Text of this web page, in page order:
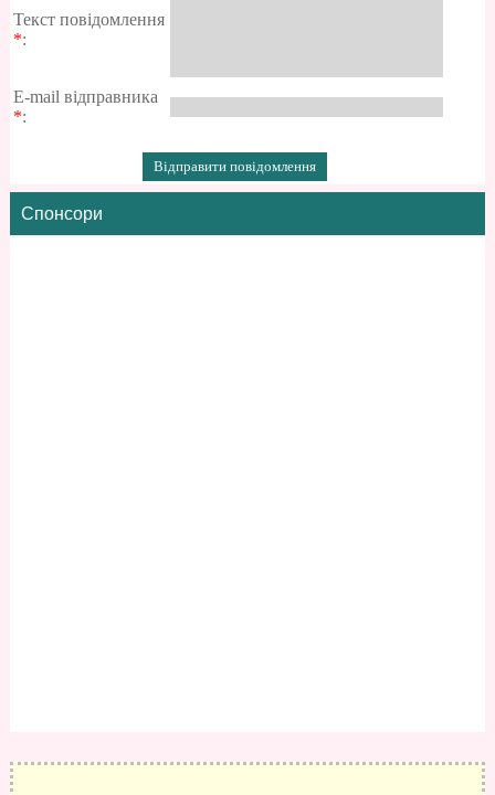
Текст повідомлення
*:
E-mail відправника
*:
Спонсори